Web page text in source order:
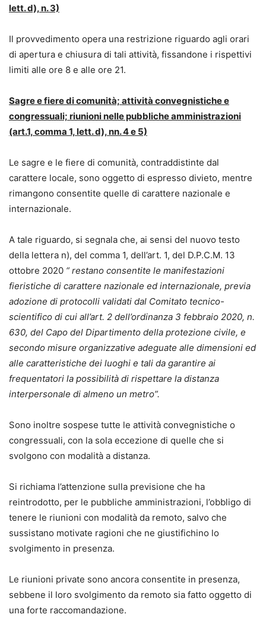
lett. d), n. 3)
Il provvedimento opera una restrizione riguardo agli orari
di apertura e chiusura di tali attività, fissandone i rispettivi
limiti alle ore 8 e alle ore 21.
Sagre e fiere di comunità; attività convegnistiche e
congressuali; riunioni nelle pubbliche amministrazioni
(art.1, comma 1, lett. d), nn. 4 e 5)
Le sagre e le fiere di comunità, contraddistinte dal
carattere locale, sono oggetto di espresso divieto, mentre
rimangono consentite quelle di carattere nazionale e
internazionale.
A tale riguardo, si segnala che, ai sensi del nuovo testo
della lettera n), del comma 1, dell’art. 1, del D.P.C.M. 13
ottobre 2020 “ restano consentite le manifestazioni
fieristiche di carattere nazionale ed internazionale, previa
adozione di protocolli validati dal Comitato tecnico-
scientifico di cui all’art. 2 dell’ordinanza 3 febbraio 2020, n.
630, del Capo del Dipartimento della protezione civile, e
secondo misure organizzative adeguate alle dimensioni ed
alle caratteristiche dei luoghi e tali da garantire ai
frequentatori la possibilità di rispettare la distanza
interpersonale di almeno un metro”.
Sono inoltre sospese tutte le attività convegnistiche o
congressuali, con la sola eccezione di quelle che si
svolgono con modalità a distanza.
Si richiama l’attenzione sulla previsione che ha
reintrodotto, per le pubbliche amministrazioni, l’obbligo di
tenere le riunioni con modalità da remoto, salvo che
sussistano motivate ragioni che ne giustifichino lo
svolgimento in presenza.
Le riunioni private sono ancora consentite in presenza,
sebbene il loro svolgimento da remoto sia fatto oggetto di
una forte raccomandazione.